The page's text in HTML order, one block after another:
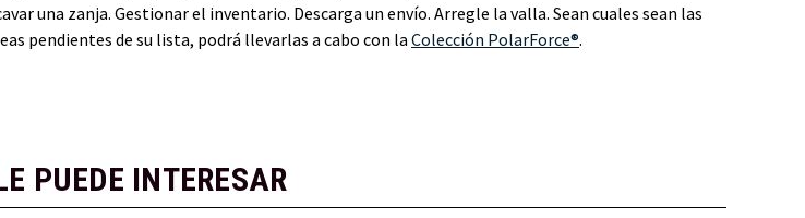
una zanja. Gestionar el inventario. Descarga un envío. Arregle la valla. Sean cuales sean las
pendientes de su lista, podrá llevarlas a cabo con la Colección PolarForce®.
PUEDE INTERESAR